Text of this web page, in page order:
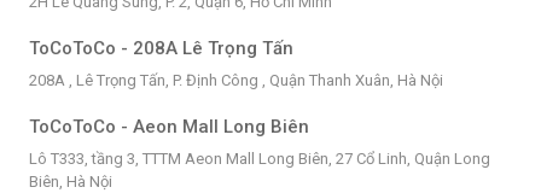
ToCoToCo - 208A Lê Trọng Tấn
208A , Lê Trọng Tấn, P. Định Công , Quận Thanh Xuân, Hà Nội
ToCoToCo - Aeon Mall Long Biên
Lô T333, tầng 3, TTTM Aeon Mall Long Biên, 27 Cổ Linh, Quận Long
Biên, Hà Nội